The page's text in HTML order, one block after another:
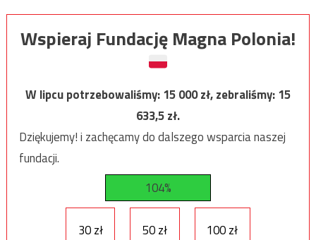
Wspieraj Fundację Magna Polonia!
W lipcu potrzebowaliśmy:15 000zł, zebraliśmy:15
633,5zł.
Dziękujemy! i zachęcamy do dalszego wsparcia naszej
fundacji.
104%
30 zł 50 zł 100 zł